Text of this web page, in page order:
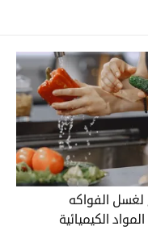
لغسل الفواكه
الكيميائية